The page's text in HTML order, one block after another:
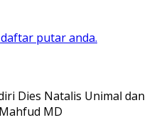
putar anda.
Dies Natalis Unimal dan
MD